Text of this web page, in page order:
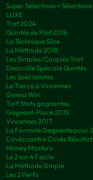
Super Sélections +
LUXE
Trot 2024
Quintés de Plat 2016
La Technique Sûre
La Méthode 2018
Les Simples/Couplés Trot
Deauville Spéciale Quintés
Les Spécialistes
Le Tiercé à Vincennes
Gonna Win
Turf Stats gagnantes
Gagnant-Placé 2015
Vincennes 2017
La Formule Gagnante pour
Covès contre Covès
Money Masters
Le 2 sur 4 Facile
La Méthode Simple
Les 2 Perfs